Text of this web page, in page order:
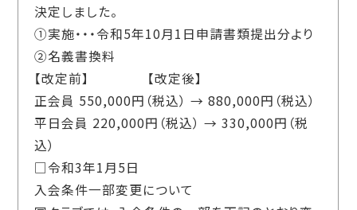
決定しました。
①実施・・・令和5年10月1日申請書類提出分より
②名義書換料
【改定前】 【改定後】
正会員 550,000円（税込） → 880,000円（税込）
平日会員 220,000円（税込） → 330,000円（税
込）
□令和3年1月5日
入会条件一部変更について